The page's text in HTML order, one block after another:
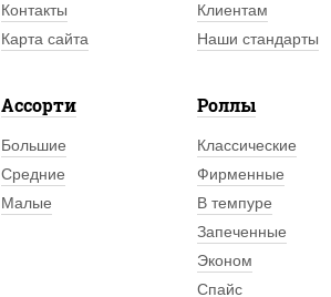
Контакты Клиентам
Карта сайта Наши стандарты
Ассорти
Большие
Средние
Малые
Роллы
Классические
Фирменные
В темпуре
Запеченные
Эконом
Спайс